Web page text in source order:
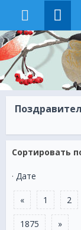
Сортировать
· Дате
« 1 2
1875 »